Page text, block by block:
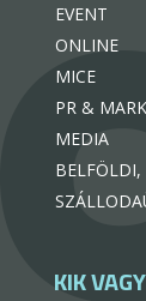
EVENT
ONLINE
MICE
PR &
MEDIA
KIK